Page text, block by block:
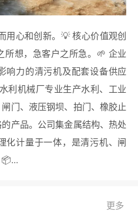
用心和创新。💡 核心价值观创
所想，急客户之所急。🌱 企业
响力的清污机及配套设备供应
利机械厂专业生产水利、工业
门、液压钢坝、拍门、橡胶止
产品。公司集金属结构、热处
化计量于一体，是清污机、闸
更多